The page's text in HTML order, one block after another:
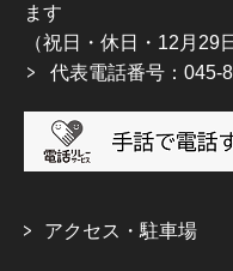
ます
（祝日・休日・12月29
代表電話番号：045-
アクセス・駐車場